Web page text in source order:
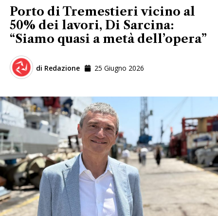
Porto di Tremestieri vicino al
50% dei lavori, Di Sarcina:
“Siamo quasi a metà dell’opera”
di Redazione 25 Giugno 2026